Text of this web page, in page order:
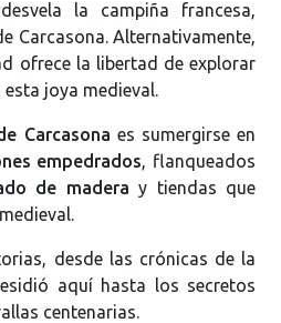
la campiña francesa,
Carcasona. Alternativamente,
ofrece la libertad de explorar
joya medieval.
Carcasona es sumergirse en
empedrados, flanqueados
de madera y tiendas que
desde las crónicas de la
aquí hasta los secretos
centenarias.